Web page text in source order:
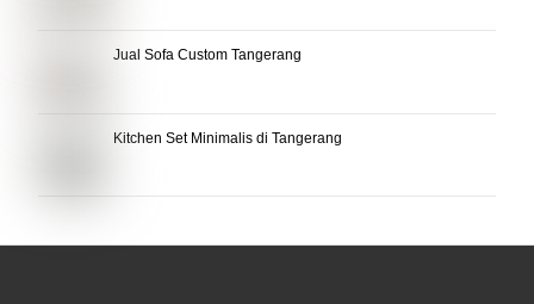
Jual Sofa Custom Tangerang
Kitchen Set Minimalis di Tangerang